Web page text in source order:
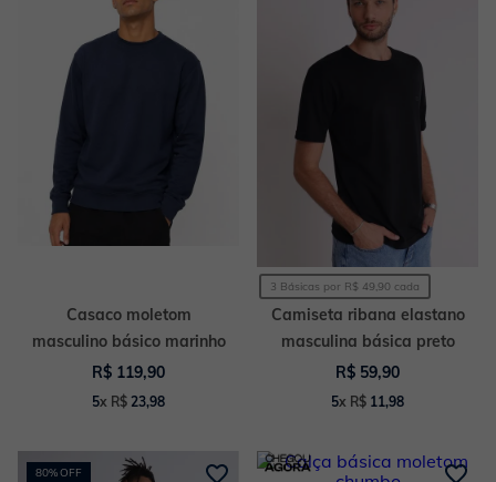
Casaco moletom
masculino básico marinho
R$ 119,90
5x R$ 23,98
3 Básicas por R$ 49,90 cada
Camiseta ribana elastano
masculina básica preto
R$ 59,90
5x R$ 11,98
80%OFF